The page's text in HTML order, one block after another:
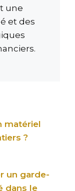
une
et des
matériel
?
un garde-
dans le